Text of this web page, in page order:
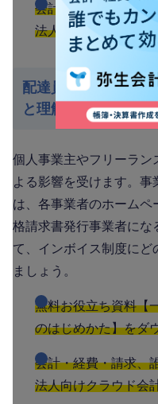
会計・経費・請求、
法人向けクラウド会
配達員はインボイス
と理解しよう
個人事業主やフリーラン
よる影響を受けます。事
は、各事業者のホームペ
格請求書発行事業者にな
て、インボイス制度にど
ましょう。
無料お役立ち資料【
のはじめかた】をダ
会計・経費・請求、
法人向けクラウド会